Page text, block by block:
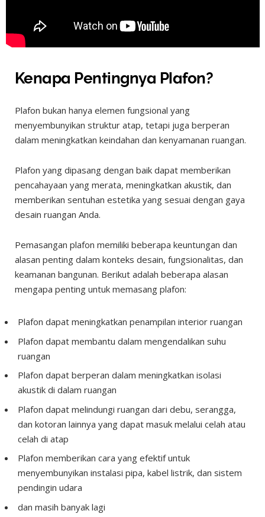
Kenapa Pentingnya Plafon?
Plafon bukan hanya elemen fungsional yang
menyembunyikan struktur atap, tetapi juga berperan
dalam meningkatkan keindahan dan kenyamanan ruangan.
Plafon yang dipasang dengan baik dapat memberikan
pencahayaan yang merata, meningkatkan akustik, dan
memberikan sentuhan estetika yang sesuai dengan gaya
desain ruangan Anda.
Pemasangan plafon memiliki beberapa keuntungan dan
alasan penting dalam konteks desain, fungsionalitas, dan
keamanan bangunan. Berikut adalah beberapa alasan
mengapa penting untuk memasang plafon:
Plafon dapat meningkatkan penampilan interior ruangan
Plafon dapat membantu dalam mengendalikan suhu
ruangan
Plafon dapat berperan dalam meningkatkan isolasi
akustik di dalam ruangan
Plafon dapat melindungi ruangan dari debu, serangga,
dan kotoran lainnya yang dapat masuk melalui celah atau
celah di atap
Plafon memberikan cara yang efektif untuk
menyembunyikan instalasi pipa, kabel listrik, dan sistem
pendingin udara
dan masih banyak lagi